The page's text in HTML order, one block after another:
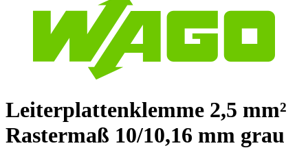
Leiterplattenklemme 2,5 mm²
Rastermaß 10/10,16 mm grau